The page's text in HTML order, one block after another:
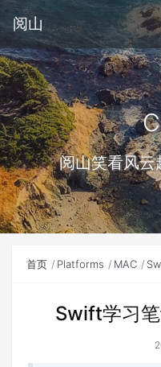
阅山
阅山笑看风云
首页 Platforms MAC
Swift学习